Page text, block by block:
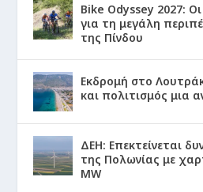
Bike Odyssey 2027:
για τη μεγάλη
της Πίνδου
Εκδρομή στο
και πολιτισμός μια
ΔΕΗ: Επεκτείνεται
της Πολωνίας με
MW